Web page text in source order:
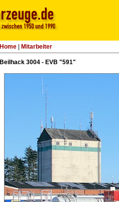
Home Mitarbeiter
Beilhack 3004 - EVB "591"